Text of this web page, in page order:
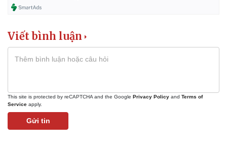
Viết bình luận
This site is protected by reCAPTCHA and the Google Privacy Policy and Terms of
Service apply.
Gửi tin